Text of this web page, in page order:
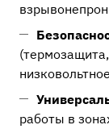
работы в